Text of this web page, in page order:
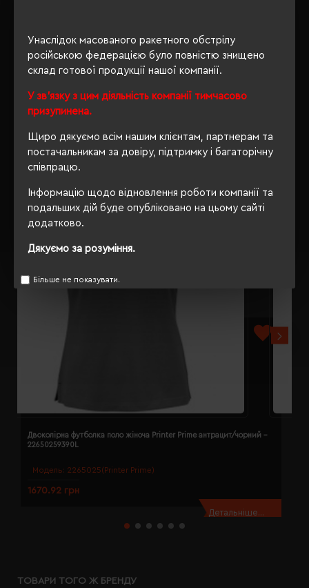
Унаслідок масованого ракетного обстрілу
російською федерацією було повністю знищено
склад готової продукції нашої компанії.
У зв'язку з цим діяльність компанії тимчасово
призупинена.
Щиро дякуємо всім нашим клієнтам, партнерам та
постачальникам за довіру, підтримку і багаторічну
співпрацю.
Інформацію щодо відновлення роботи компанії та
подальших дій буде опубліковано на цьому сайті
додатково.
Дякуємо за розуміння.
Більше не показувати.
ВІДГУКИ
РЕКОМЕНДУЄМО
Модель: 2265025(Printer Prime)
Двоколірна футболка поло жіноча Printer Prime антрацит/чорний -
22650259390L
1670.92 грн
Детальніше...
ТОВАРИ ТОГО Ж БРЕНДУ